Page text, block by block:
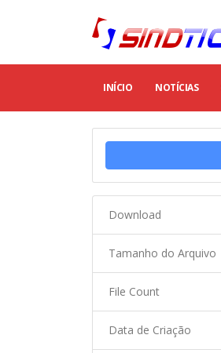
INÍCIO NOTÍCIAS
Download
Tamanho do Arquivo
File Count
Data de Criação